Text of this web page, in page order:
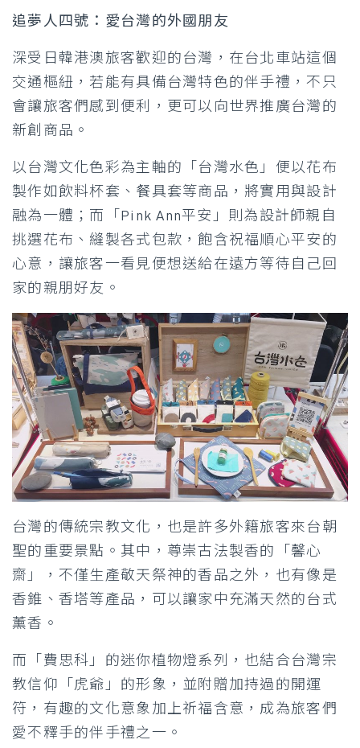
追夢人四號：愛台灣的外國朋友
深受日韓港澳旅客歡迎的台灣，在台北車站這個
交通樞紐，若能有具備台灣特色的伴手禮，不只
會讓旅客們感到便利，更可以向世界推廣台灣的
新創商品。
以台灣文化色彩為主軸的「台灣水色」便以花布
製作如飲料杯套、餐具套等商品，將實用與設計
融為一體；而「Pink Ann平安」則為設計師親自
挑選花布、縫製各式包款，飽含祝福順心平安的
心意，讓旅客一看見便想送給在遠方等待自己回
家的親朋好友。
台灣的傳統宗教文化，也是許多外籍旅客來台朝
聖的重要景點。其中，尊崇古法製香的「馨心
齋」，不僅生產敬天祭神的香品之外，也有像是
香錐、香塔等產品，可以讓家中充滿天然的台式
薰香。
而「費思科」的迷你植物燈系列，也結合台灣宗
教信仰「虎爺」的形象，並附贈加持過的開運
符，有趣的文化意象加上祈福含意，成為旅客們
愛不釋手的伴手禮之一。